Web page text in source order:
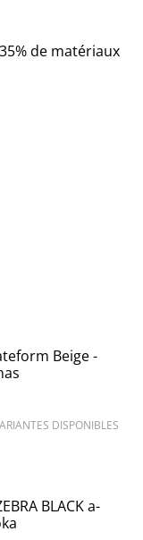
de matériaux
Beige -
DISPONIBLES
BLACK a-